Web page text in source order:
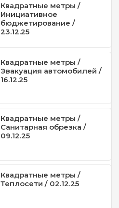
Квадратные метры /
Инициативное
бюджетирование /
23.12.25
Квадратные метры /
Эвакуация автомобилей /
16.12.25
Квадратные метры /
Санитарная обрезка /
09.12.25
Квадратные метры /
Теплосети / 02.12.25